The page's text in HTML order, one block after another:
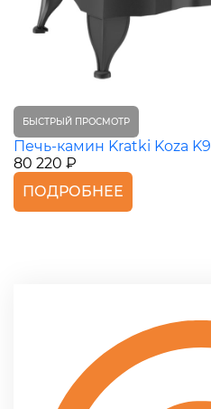
БЫСТРЫЙ ПРОСМОТР
Печь-камин Kratki Koza K9
80 220 ₽
ПОДРОБНЕЕ